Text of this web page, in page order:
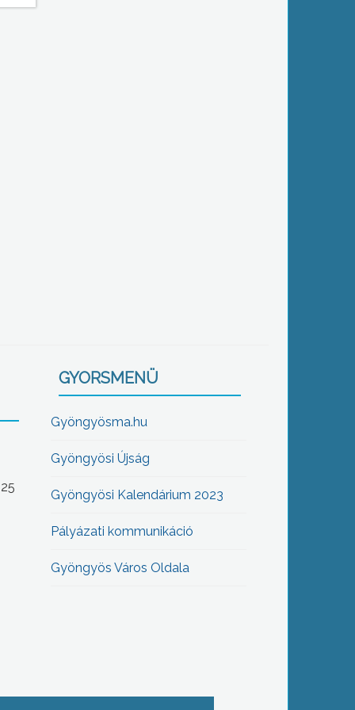
GYORSMENÜ
Gyöngyösma.hu
Gyöngyösi Újság
Gyöngyösi Kalendárium 2023
Pályázati kommunikáció
Gyöngyös Város Oldala